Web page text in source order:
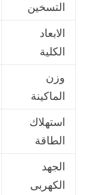
التسخين
الابعاد
الكلية
وزن
الماكينة
استهلاك
الطاقة
الجهد
الكهربى